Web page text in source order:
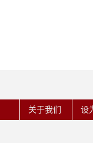
关于我们 设